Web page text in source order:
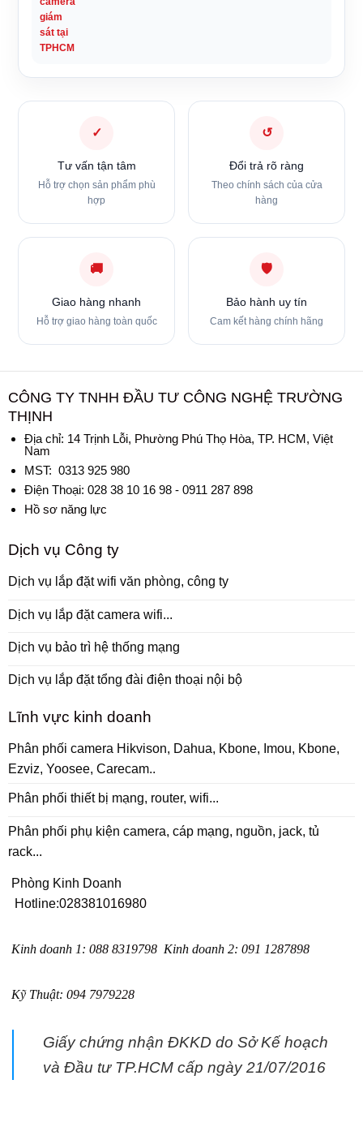
✓
Tư vấn tận tâm
Hỗ trợ chọn sản phẩm phù
hợp
↺
Đổi trả rõ ràng
Theo chính sách của cửa
hàng
🚚
Giao hàng nhanh
Hỗ trợ giao hàng toàn quốc
🛡
Bảo hành uy tín
Cam kết hàng chính hãng
CÔNG TY TNHH ĐẦU TƯ CÔNG NGHỆ TRƯỜNG
THỊNH
Địa chỉ: 14 Trịnh Lỗi, Phường Phú Thọ Hòa, TP. HCM, Việt
Nam
MST: 0313 925 980
Điện Thoại: 028 38 10 16 98 - 0911 287 898
Hồ sơ năng lực
Dịch vụ Công ty
Dịch vụ lắp đặt wifi văn phòng, công ty
Dịch vụ lắp đặt camera wifi...
Dịch vụ bảo trì hệ thống mạng
Dịch vụ lắp đặt tổng đài điện thoại nội bộ
Lĩnh vực kinh doanh
Phân phối camera Hikvison, Dahua, Kbone, Imou, Kbone,
Ezviz, Yoosee, Carecam..
Phân phối thiết bị mạng, router, wifi...
Phân phối phụ kiện camera, cáp mạng, nguồn, jack, tủ
rack...
Phòng Kinh Doanh
Hotline:028381016980
Kinh doanh 1: 088 8319798 Kinh doanh 2: 091 1287898
Kỹ Thuật: 094 7979228
Giấy chứng nhận ĐKKD do Sở Kế hoạch
và Đầu tư TP.HCM cấp ngày 21/07/2016